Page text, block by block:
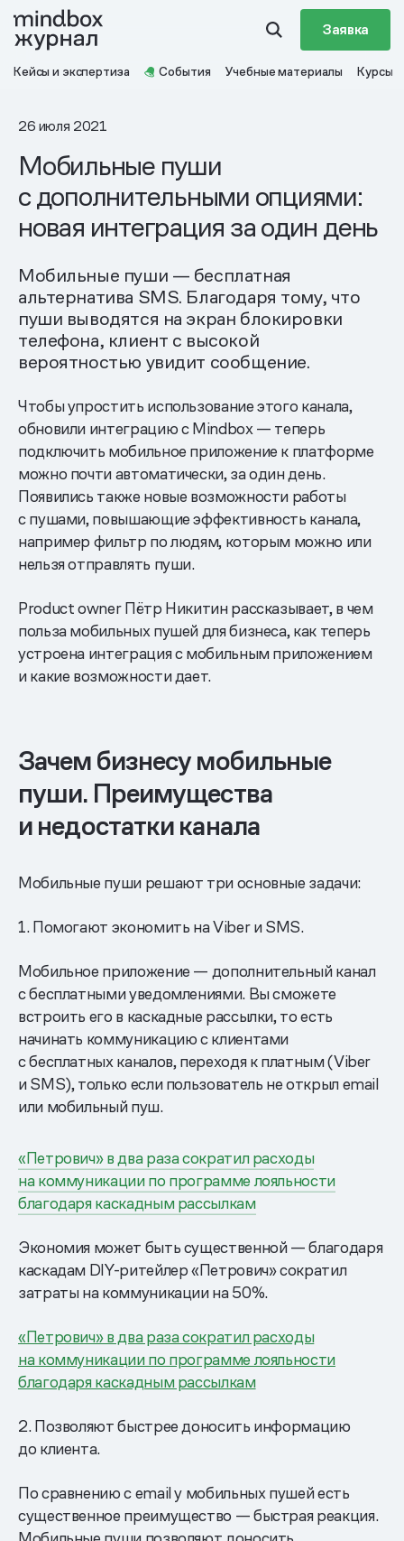
Заявка
Кейсы и экспертиза События Учебные материалы Курсы
26 июля 2021
Мобильные пуши
с дополнительными опциями:
новая интеграция за один день
Мобильные пуши — бесплатная
альтернатива SMS. Благодаря тому, что
пуши выводятся на экран блокировки
телефона, клиент с высокой
вероятностью увидит сообщение.
Чтобы упростить использование этого канала,
обновили интеграцию с Mindbox — теперь
подключить мобильное приложение к платформе
можно почти автоматически, за один день.
Появились также новые возможности работы
с пушами, повышающие эффективность канала,
например фильтр по людям, которым можно или
нельзя отправлять пуши.
Product owner Пётр Никитин рассказывает, в чем
польза мобильных пушей для бизнеса, как теперь
устроена интеграция с мобильным приложением
и какие возможности дает.
Зачем бизнесу мобильные
пуши. Преимущества
и недостатки канала
Мобильные пуши решают три основные задачи:
1. Помогают экономить на Viber и SMS.
Мобильное приложение — дополнительный канал
с бесплатными уведомлениями. Вы сможете
встроить его в каскадные рассылки, то есть
начинать коммуникацию с клиентами
с бесплатных каналов, переходя к платным (Viber
и SMS), только если пользователь не открыл email
или мобильный пуш.
«Петрович» в два раза сократил расходы
на коммуникации по программе лояльности
благодаря каскадным рассылкам
Экономия может быть существенной — благодаря
каскадам DIY-ритейлер «Петрович» сократил
затраты на коммуникации на 50%.
«Петрович» в два раза сократил расходы
на коммуникации по программе лояльности
благодаря каскадным рассылкам
2. Позволяют быстрее доносить информацию
до клиента.
По сравнению с email у мобильных пушей есть
существенное преимущество — быстрая реакция.